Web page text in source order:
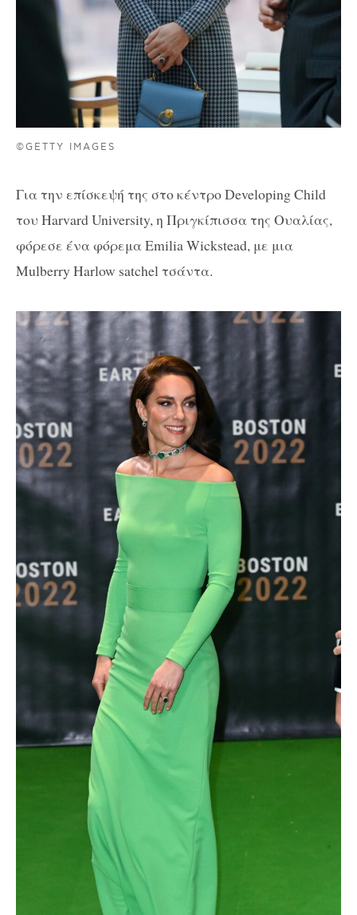
©GETTY IMAGES
Για την επίσκεψή της στο κέντρο Developing Child
του Harvard University, η Πριγκίπισσα της Ουαλίας,
φόρεσε ένα φόρεμα Emilia Wickstead, με μια
Mulberry Harlow satchel τσάντα.